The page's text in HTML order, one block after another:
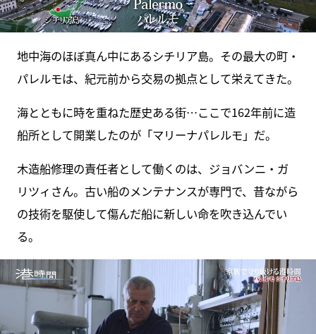
地中海のほぼ真ん中にあるシチリア島。その最大の町・
パレルモは、紀元前から交易の拠点として栄えてきた。
海とともに時を重ねた歴史ある街…ここで162年前に造
船所として開業したのが「マリーナパレルモ」だ。
木造船修理の責任者として働くのは、ジョバンニ・ガ
リツィさん。古い船のメンテナンスが専門で、昔ながら
の技術を駆使して傷んだ船に新しい命を吹き込んでい
る。